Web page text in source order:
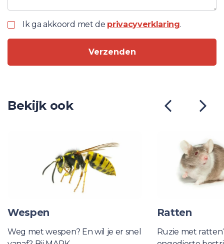
Ik ga akkoord met de privacyverklaring.
Verzenden
Bekijk ook
Wespen
Weg met wespen? En wil je er snel
Ratten
Ruzie met